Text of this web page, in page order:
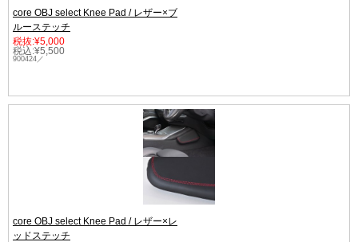
core OBJ select Knee Pad / レザー×ブ
ルーステッチ
税抜:¥5,000
税込:¥5,500
900424／
core OBJ select Knee Pad / レザー×レ
ッドステッチ